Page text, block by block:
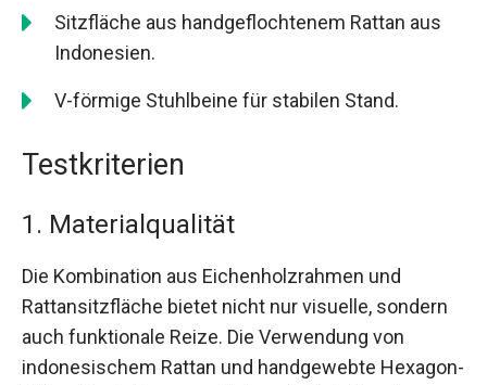
Sitzfläche aus handgeflochtenem Rattan aus
Indonesien.
V-förmige Stuhlbeine für stabilen Stand.
Testkriterien
1. Materialqualität
Die Kombination aus Eichenholzrahmen und
Rattansitzfläche bietet nicht nur visuelle, sondern
auch funktionale Reize. Die Verwendung von
indonesischem Rattan und handgewebte Hexagon-